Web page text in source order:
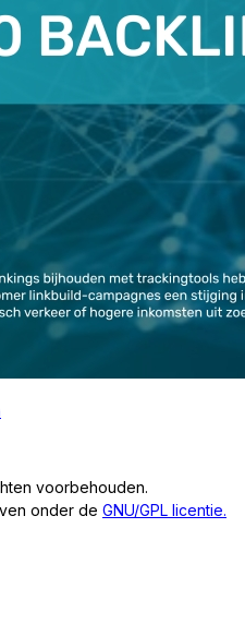
voorbehouden.
onder de GNU/GPL licentie.